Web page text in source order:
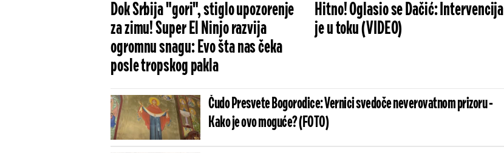
Dok Srbija "gori", stiglo upozorenje
za zimu! Super El Ninjo razvija
ogromnu snagu: Evo šta nas čeka
posle tropskog pakla
Hitno! Oglasio se Dačić: Intervencija
je u toku (VIDEO)
Čudo Presvete Bogorodice: Vernici svedoče neverovatnom prizoru -
Kako je ovo moguće? (FOTO)